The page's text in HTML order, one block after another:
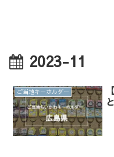
2023-11
ご当地キーホルダー